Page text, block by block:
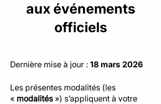
aux événements
officiels
Dernière mise à jour : 18 mars 2026
Les présentes modalités (les
« modalités») s’appliquent à votre